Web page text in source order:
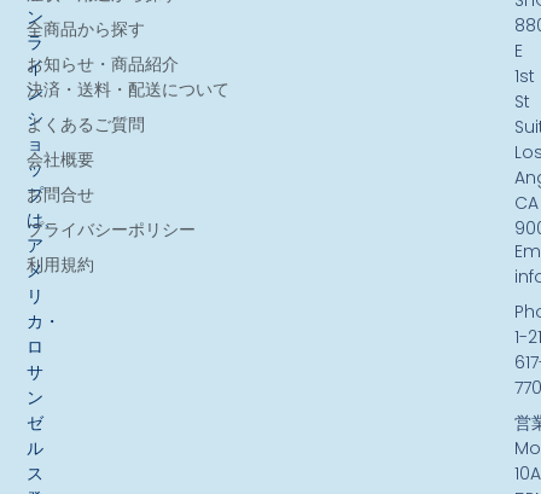
ン
ラ
イ
ン
シ
ョ
ッ
プ
は、
ア
メ
リ
カ・
ロ
サ
ン
ゼ
ル
ス
全商品から探す
お知らせ・商品紹介
決済・送料・配送について
よくあるご質問
会社概要
お問合せ
プライバシーポリシー
利用規約
E
1st
St
CA
1-
営